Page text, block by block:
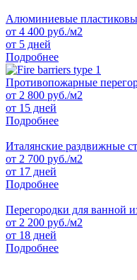
Алюминиевые
от 4 400 руб./м2
от 5 дней
Подробнее
Противопожарные
от 2 800 руб./м2
от 15 дней
Подробнее
Италянские раздвижные
от 2 700 руб./м2
от 17 дней
Подробнее
Перегородки для ванной
от 2 200 руб./м2
от 18 дней
Подробнее